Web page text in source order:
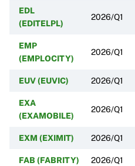
EDL
(EDITELPL)
2026/Q1
EMP
(EMPLOCITY)
2026/Q1
EUV (EUVIC) 2026/Q1
EXA
(EXAMOBILE)
2026/Q1
EXM (EXIMIT) 2026/Q1
FAB (FABRITY) 2026/Q1